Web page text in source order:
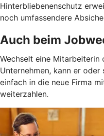
Hinterbliebenenschutz
noch umfassendere
Auch beim
Wechselt eine
Unternehmen, kann er
einfach in die neue Firma
weiterzahlen.